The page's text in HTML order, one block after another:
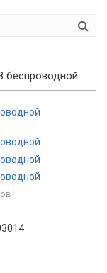
беспроводной